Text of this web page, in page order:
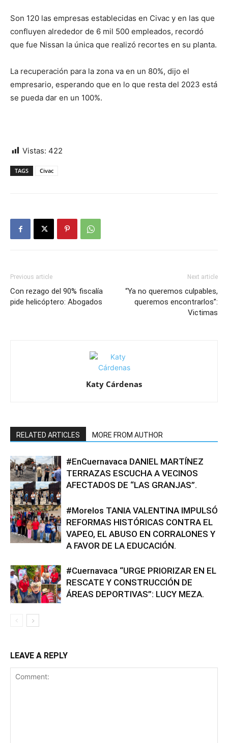
Son 120 las empresas establecidas en Civac y en las que
confluyen alrededor de 6 mil 500 empleados, recordó
que fue Nissan la única que realizó recortes en su planta.
La recuperación para la zona va en un 80%, dijo el
empresario, esperando que en lo que resta del 2023 está
se pueda dar en un 100%.
Vistas: 422
TAGS Civac
Previous article
Con rezago del 90% fiscalía
pide helicóptero: Abogados
Next article
“Ya no queremos culpables,
queremos encontrarlos”:
Victimas
Katy Cárdenas
RELATED ARTICLES MORE FROM AUTHOR
#EnCuernavaca DANIEL MARTÍNEZ
TERRAZAS ESCUCHA A VECINOS
AFECTADOS DE “LAS GRANJAS”.
#Morelos TANIA VALENTINA IMPULSÓ
REFORMAS HISTÓRICAS CONTRA EL
VAPEO, EL ABUSO EN CORRALONES Y
A FAVOR DE LA EDUCACIÓN.
#Cuernavaca “URGE PRIORIZAR EN EL
RESCATE Y CONSTRUCCIÓN DE
ÁREAS DEPORTIVAS”: LUCY MEZA.
LEAVE A REPLY